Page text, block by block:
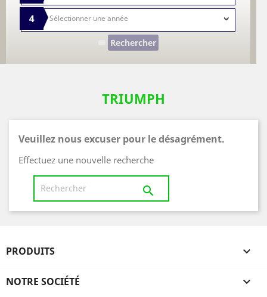
4
Rechercher
TRIUMPH
Veuillez nous excuser pour le désagrément.
Effectuez une nouvelle recherche

PRODUITS 
NOTRE SOCIÉTÉ 